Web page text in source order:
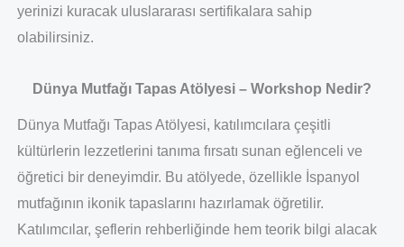
yerinizi kuracak uluslararası sertifikalara sahip
olabilirsiniz.
Dünya Mutfağı Tapas Atölyesi – Workshop Nedir?
Dünya Mutfağı Tapas Atölyesi, katılımcılara çeşitli
kültürlerin lezzetlerini tanıma fırsatı sunan eğlenceli ve
öğretici bir deneyimdir. Bu atölyede, özellikle İspanyol
mutfağının ikonik tapaslarını hazırlamak öğretilir.
Katılımcılar, şeflerin rehberliğinde hem teorik bilgi alacak